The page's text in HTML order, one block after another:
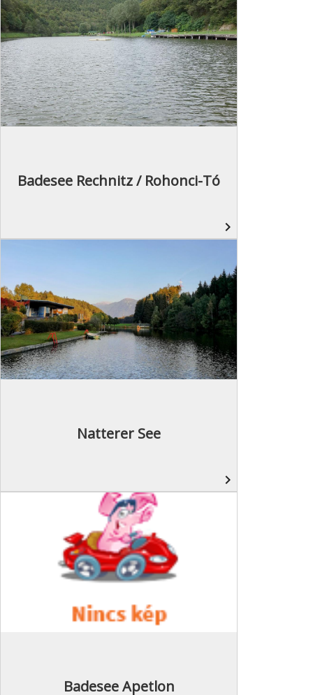
Badesee Rechnitz / Rohonci-Tó
navigate_next
Natterer See
navigate_next
Badesee Apetlon